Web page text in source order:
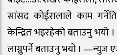
सांसद कोईरालाले काम
केन्द्रित भइरहेको बताउनु भयो ।
लाग्नुपर्ने बताउनु भयो । —न्युज